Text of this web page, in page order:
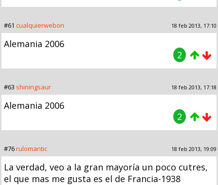
#61 cualquierwebon 18 feb 2013, 17:10
Alemania 2006
2
#63 shiningsaur 18 feb 2013, 17:18
Alemania 2006
2
#76rulomantic 18 feb 2013, 19:09
La verdad, veo a la gran mayoría un poco cutres,
el que mas me gusta es el de Francia-1938